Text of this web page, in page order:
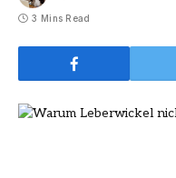
3 Mins Read